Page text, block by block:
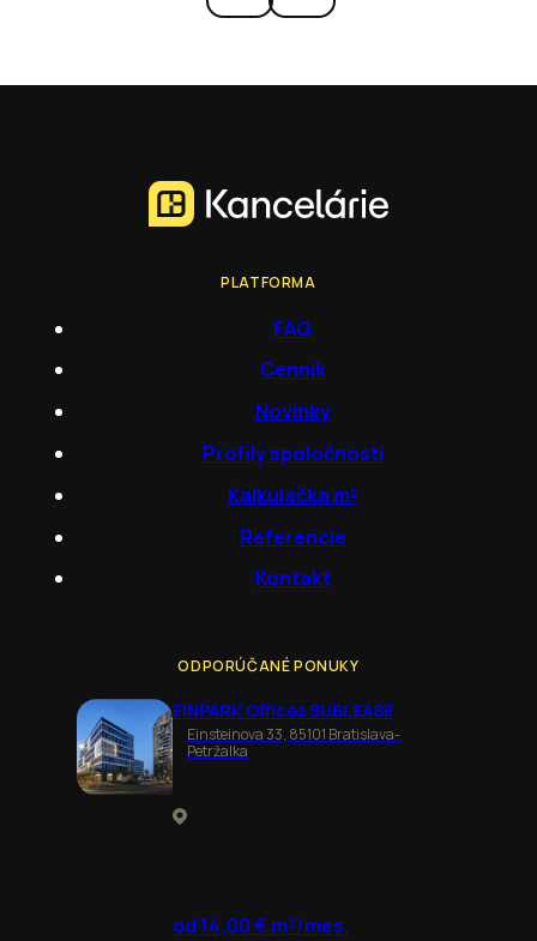
PLATFORMA
FAQ
Cenník
Novinky
Profily spoločností
Kalkulačka m²
Referencie
Kontakt
ODPORÚČANÉ PONUKY
EINPARK Offices SUBLEASE
Einsteinova 33, 85101 Bratislava-
Petržalka
od 14,00 € m²/mes.